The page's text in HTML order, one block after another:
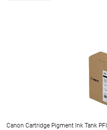
Canon Cartridge Pigment Ink Tank